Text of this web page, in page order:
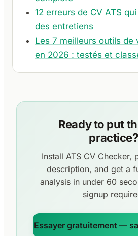
12 erreurs de CV ATS
des entretiens
Les 7 meilleurs outils de
en 2026 : testés et
Ready to put
practice?
Install ATS CV Checker,
description, and get a
analysis in under 60
signup
Essayer gratuitement —